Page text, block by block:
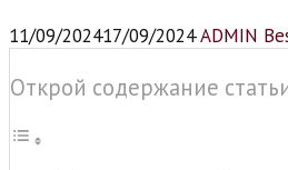
11/09/202417/09/2024ADMIN
Открой содержание